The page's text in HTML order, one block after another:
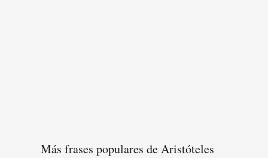
Más frases populares de Aristóteles